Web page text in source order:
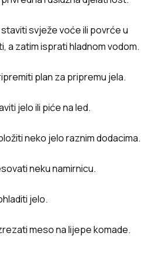
svježe voće ili povrće u
a zatim isprati hladnom vodom.
plan za pripremu jela.
jelo ili piće na led.
neko jelo raznim dodacima.
neku namirnicu.
jelo.
meso na lijepe komade.